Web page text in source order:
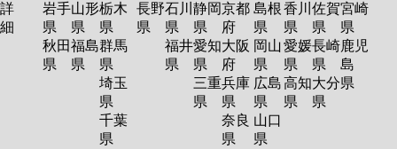
詳
細
岩手
県
秋田
県
山形
県
福島
県
栃木
県
群馬
県
埼玉
県
千葉
県
長野
県
石川
県
福井
県
静岡
県
愛知
県
三重
県
京都
府
大阪
府
兵庫
県
奈良
県
島根
県
岡山
県
広島
県
山口
県
香川
県
愛媛
県
高知
県
佐賀
県
長崎
県
大分
県
宮崎
県
鹿児
島
県